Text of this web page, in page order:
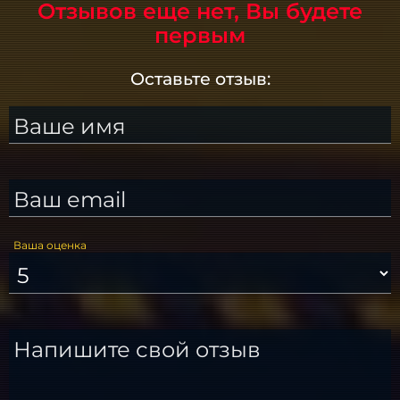
Отзывов еще нет, Вы будете
первым
Оставьте отзыв:
Ваше имя
Ваш email
Ваша оценка
Напишите свой отзыв